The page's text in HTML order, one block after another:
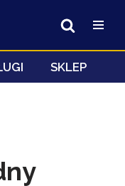
SKLEP